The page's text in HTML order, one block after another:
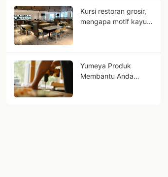
Kursi restoran grosir,
mengapa motif kayu
bisnis Anda?
Yumeya Produk
Membantu Anda